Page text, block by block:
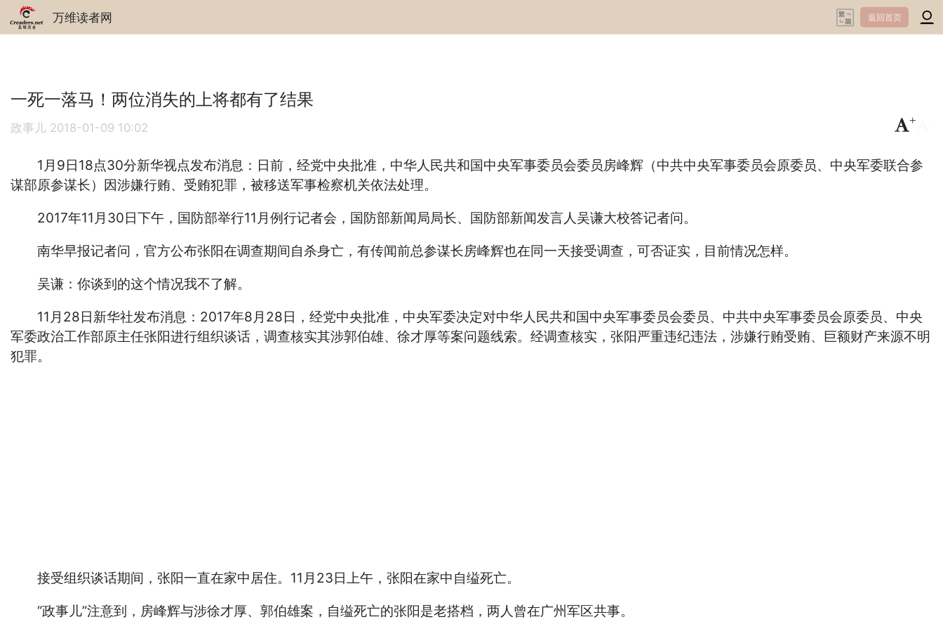
万维读者网 返回首页
一死一落马！两位消失的上将都有了结果
政事儿 2018-01-09 10:02
+
1月9日18点30分新华视点发布消息：日前，经党中央批准，中华人民共和国中央军事委员会委员房峰辉（中共中央军事委员会原委员、中央军委联合参
谋部原参谋长）因涉嫌行贿、受贿犯罪，被移送军事检察机关依法处理。
2017年11月30日下午，国防部举行11月例行记者会，国防部新闻局局长、国防部新闻发言人吴谦大校答记者问。
南华早报记者问，官方公布张阳在调查期间自杀身亡，有传闻前总参谋长房峰辉也在同一天接受调查，可否证实，目前情况怎样。
吴谦：你谈到的这个情况我不了解。
11月28日新华社发布消息：2017年8月28日，经党中央批准，中央军委决定对中华人民共和国中央军事委员会委员、中共中央军事委员会原委员、中央
军委政治工作部原主任张阳进行组织谈话，调查核实其涉郭伯雄、徐才厚等案问题线索。经调查核实，张阳严重违纪违法，涉嫌行贿受贿、巨额财产来源不明
犯罪。
接受组织谈话期间，张阳一直在家中居住。11月23日上午，张阳在家中自缢死亡。
“政事儿”注意到，房峰辉与涉徐才厚、郭伯雄案，自缢死亡的张阳是老搭档，两人曾在广州军区共事。